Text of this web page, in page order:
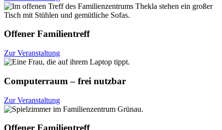
Offener Familientreff
Zur Veranstaltung
Computerraum – frei nutzbar
Zur Veranstaltung
Offener Familientreff